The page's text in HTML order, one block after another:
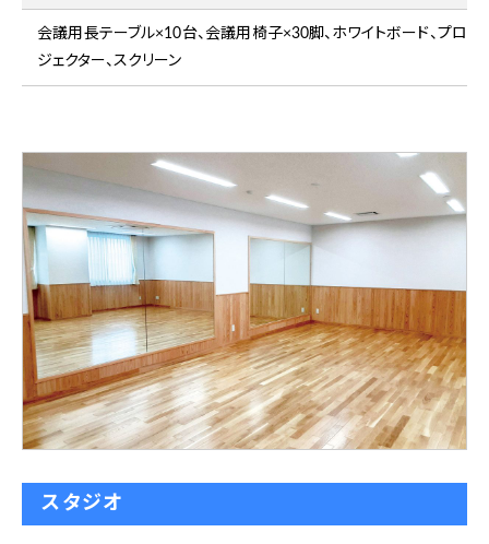
会議用長テーブル×10台、会議用椅子×30脚、ホワイトボード、プロ
ジェクター、スクリーン
スタジオ